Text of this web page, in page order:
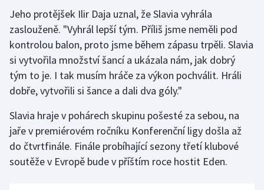
Jeho protějšek Ilir Daja uznal, že Slavia vyhrála
zaslouženě. "Vyhrál lepší tým. Příliš jsme neměli pod
kontrolou balon, proto jsme během zápasu trpěli. Slavia
si vytvořila množství šancí a ukázala nám, jak dobrý
tým to je. I tak musím hráče za výkon pochválit. Hráli
dobře, vytvořili si šance a dali dva góly."
Slavia hraje v pohárech skupinu pošesté za sebou, na
jaře v premiérovém ročníku Konferenční ligy došla až
do čtvrtfinále. Finále probíhající sezony třetí klubové
soutěže v Evropě bude v příštím roce hostit Eden.